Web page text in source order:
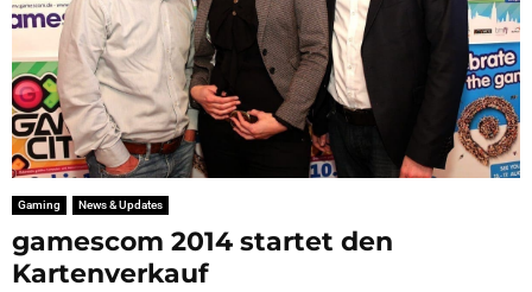
Gaming News & Updates
gamescom 2014 startet den
Kartenverkauf